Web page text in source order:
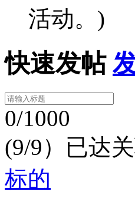
活动。)
快速发帖
0/1000
(9/9）已达
标的